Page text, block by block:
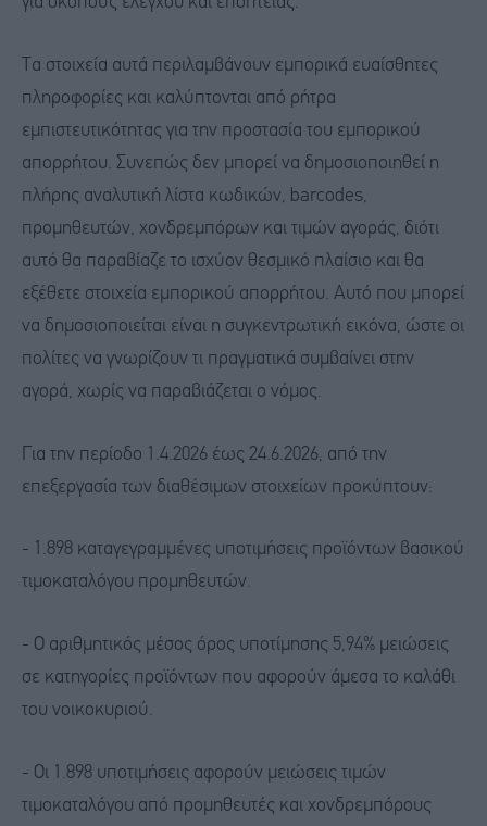
Τα στοιχεία αυτά περιλαμβάνουν εμπορικά ευαίσθητες
πληροφορίες και καλύπτονται από ρήτρα
εμπιστευτικότητας για την προστασία του εμπορικού
απορρήτου. Συνεπώς δεν μπορεί να δημοσιοποιηθεί η
πλήρης αναλυτική λίστα κωδικών, barcodes,
προμηθευτών, χονδρεμπόρων και τιμών αγοράς, διότι
αυτό θα παραβίαζε το ισχύον θεσμικό πλαίσιο και θα
εξέθετε στοιχεία εμπορικού απορρήτου. Αυτό που μπορεί
να δημοσιοποιείται είναι η συγκεντρωτική εικόνα, ώστε οι
πολίτες να γνωρίζουν τι πραγματικά συμβαίνει στην
αγορά, χωρίς να παραβιάζεται ο νόμος.
Για την περίοδο 1.4.2026 έως 24.6.2026, από την
επεξεργασία των διαθέσιμων στοιχείων προκύπτουν:
- 1.898 καταγεγραμμένες υποτιμήσεις προϊόντων βασικού
τιμοκαταλόγου προμηθευτών.
- O αριθμητικός μέσος όρος υποτίμησης 5,94% μειώσεις
σε κατηγορίες προϊόντων που αφορούν άμεσα το καλάθι
του νοικοκυριού.
- Οι 1.898 υποτιμήσεις αφορούν μειώσεις τιμών
τιμοκαταλόγου από προμηθευτές και χονδρεμπόρους